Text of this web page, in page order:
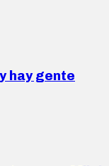
hay gente